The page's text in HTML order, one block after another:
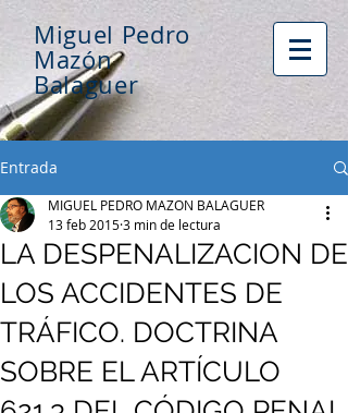
Miguel Pedro
Mazón
Balaguer
Entrada
LA DESPENALIZACION DE
LOS ACCIDENTES DE
TRÁFICO. DOCTRINA
SOBRE EL ARTÍCULO
MIGUEL PEDRO MAZON BALAGUER
13 feb 20153 min de lectura